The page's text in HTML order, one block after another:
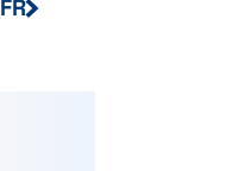
FR